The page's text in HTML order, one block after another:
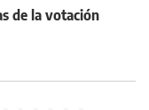
de la votación